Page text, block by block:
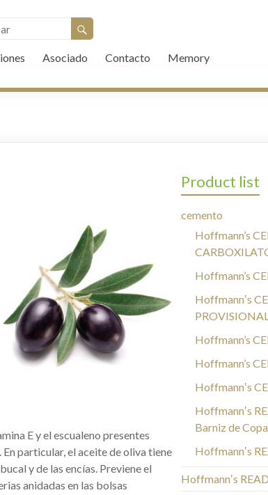
Asociado Contacto Memory
E y el escualeno presentes
particular, el aceite de oliva tiene
y de las encías. Previene el
anidadas en las bolsas
Product list
cemento
Hoffmann’s
Hoffmann’s
Hoffmannʼs
Hoffmann’s
Hoffmann’s
Hoffmannʼs
Hoffmannʼs
Barniz de
Hoffmannʼs
Hoffmannʼs